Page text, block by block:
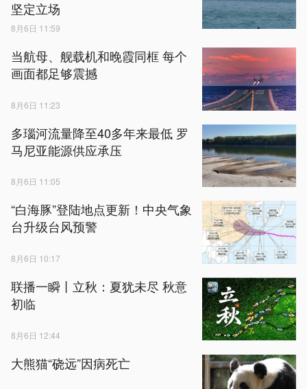
坚定立场
8月6日 11:59
当航母、舰载机和晚霞同框 每个
画面都足够震撼
8月6日 11:23
多瑙河流量降至40多年来最低 罗
马尼亚能源供应承压
8月6日 11:05
“白海豚”登陆地点更新！中央气象
台升级台风预警
8月6日 10:17
联播一瞬丨立秋：夏犹未尽 秋意
初临
8月6日 12:44
大熊猫“硗远”因病死亡